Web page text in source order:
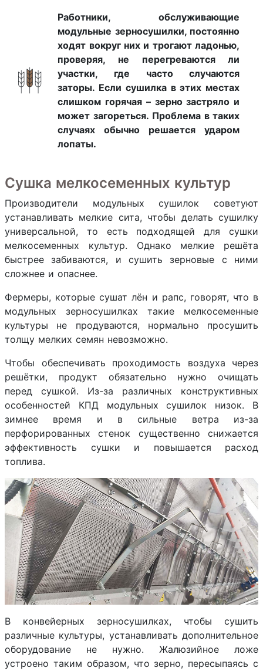
Работники, обслуживающие
модульные зерносушилки, постоянно
ходят вокруг них и трогают ладонью,
проверяя, не перегреваются ли
участки, где часто случаются
заторы. Если сушилка в этих местах
слишком горячая – зерно застряло и
может загореться. Проблема в таких
случаях обычно решается ударом
лопаты.
Сушка мелкосеменных культур
Производители модульных сушилок советуют
устанавливать мелкие сита, чтобы делать сушилку
универсальной, то есть подходящей для сушки
мелкосеменных культур. Однако мелкие решёта
быстрее забиваются, и сушить зерновые с ними
сложнее и опаснее.
Фермеры, которые сушат лён и рапс, говорят, что в
модульных зерносушилках такие мелкосеменные
культуры не продуваются, нормально просушить
толщу мелких семян невозможно.
Чтобы обеспечивать проходимость воздуха через
решётки, продукт обязательно нужно очищать
перед сушкой. Из-за различных конструктивных
особенностей КПД модульных сушилок низок. В
зимнее время и в сильные ветра из-за
перфорированных стенок существенно снижается
эффективность сушки и повышается расход
топлива.
В конвейерных зерносушилках, чтобы сушить
различные культуры, устанавливать дополнительное
оборудование не нужно. Жалюзийное ложе
устроено таким образом, что зерно, пересыпаясь с